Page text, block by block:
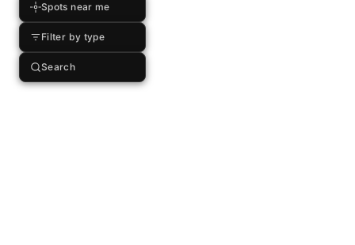
Spots near me
Filter by type
Search